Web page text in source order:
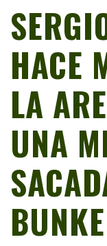
HACE
LA
UNA